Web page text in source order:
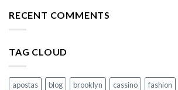
RECENT COMMENTS
TAG CLOUD
apostas blog brooklyn cassino fashion